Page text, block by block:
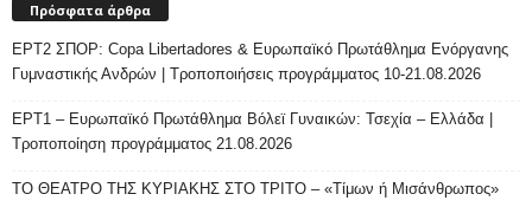
Πρόσφατα άρθρα
ΕΡΤ2 ΣΠΟΡ: Copa Libertadores & Ευρωπαϊκό Πρωτάθλημα Ενόργανης
Γυμναστικής Ανδρών | Τροποποιήσεις προγράμματος 10-21.08.2026
ΕΡΤ1 – Ευρωπαϊκό Πρωτάθλημα Βόλεϊ Γυναικών: Τσεχία – Ελλάδα |
Τροποποίηση προγράμματος 21.08.2026
ΤΟ ΘΕΑΤΡΟ ΤΗΣ ΚΥΡΙΑΚΗΣ ΣΤΟ ΤΡΙΤΟ – «Τίμων ή Μισάνθρωπος»